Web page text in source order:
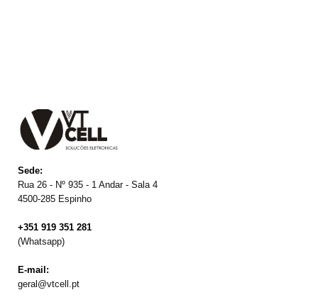
Sede:
Rua 26 - Nº 935 - 1 Andar - Sala 4
4500-285 Espinho
+351 919 351 281
(Whatsapp)
E-mail:
geral@vtcell.pt